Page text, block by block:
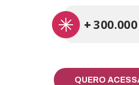
QUERO
+300.000